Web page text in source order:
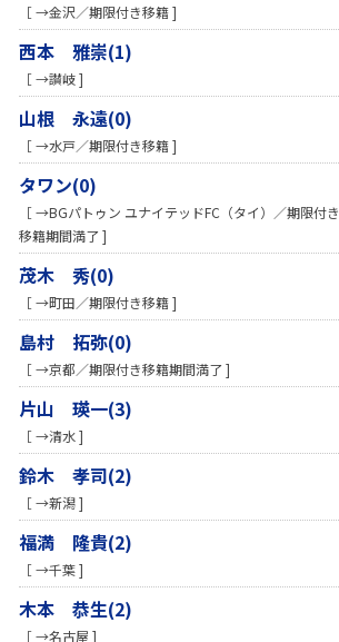
［ →金沢／期限付き移籍 ]
西本 雅崇(1)
［ →讃岐 ]
山根 永遠(0)
［ →水戸／期限付き移籍 ]
タワン(0)
［ →BGパトゥン ユナイテッドFC（タイ）／期限付き
移籍期間満了 ]
茂木 秀(0)
［ →町田／期限付き移籍 ]
島村 拓弥(0)
［ →京都／期限付き移籍期間満了 ]
片山 瑛一(3)
［ →清水 ]
鈴木 孝司(2)
［ →新潟 ]
福満 隆貴(2)
［ →千葉 ]
木本 恭生(2)
［ →名古屋 ]